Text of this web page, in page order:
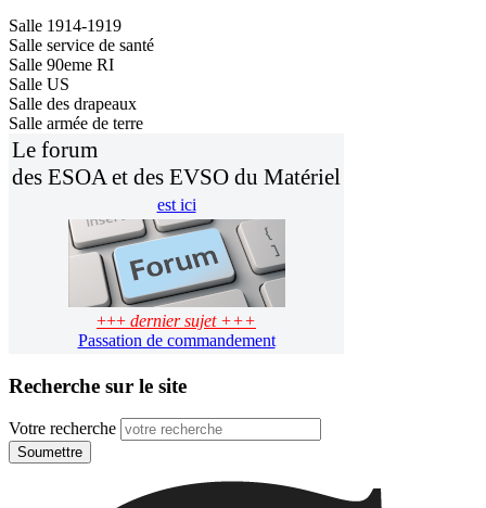
Salle 1914-1919
Salle service de santé
Salle 90eme RI
Salle US
Salle des drapeaux
Salle armée de terre
Le forum
des ESOA et des EVSO du Matériel
est ici
+++ dernier sujet +++
Passation de commandement
Recherche sur le site
Votre recherche
Soumettre